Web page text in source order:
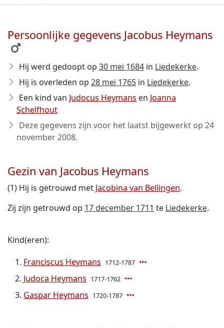
Persoonlijke gegevens Jacobus Heymans
Hij werd gedoopt op 30 mei 1684 in Liedekerke.
Hij is overleden op 28 mei 1765 in Liedekerke.
Een kind van Judocus Heymans en Joanna
Schelfhout
Deze gegevens zijn voor het laatst bijgewerkt op 24
november 2008.
Gezin van Jacobus Heymans
(1) Hij is getrouwd met Jacobina van Bellingen.
Zij zijn getrouwd op 17 december 1711 te Liedekerke.
Kind(eren):
Franciscus Heymans 1712-1787
Judoca Heymans 1717-1762
Gaspar Heymans 1720-1787